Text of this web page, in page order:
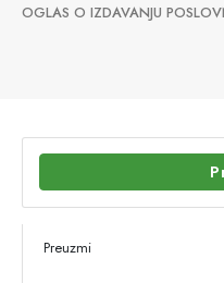
OGLAS O IZDAVANJU
Preuzmi